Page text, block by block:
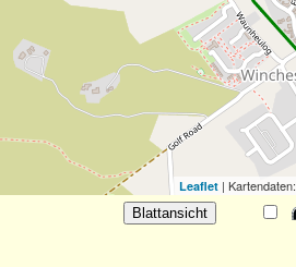
Leaflet| Kartendaten: